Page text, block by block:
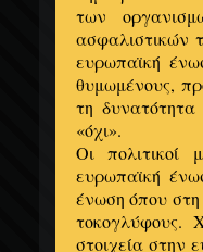
των
ασφαλιστικών
ευρωπαϊκή
θυμωμένους,
τη
«όχι».
Οι πολιτικοί
ευρωπαϊκή
ένωση όπου στη
τοκογλύφους.
στοιχεία στην